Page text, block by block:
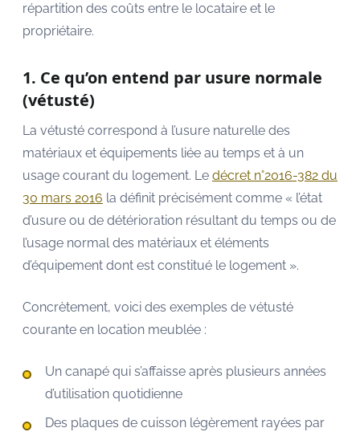
répartition des coûts entre le locataire et le
propriétaire.
1. Ce qu’on entend par usure normale
(vétusté)
La vétusté correspond à l’usure naturelle des
matériaux et équipements liée au temps et à un
usage courant du logement. Le décret n°2016-382 du
30 mars 2016 la définit précisément comme « l’état
d’usure ou de détérioration résultant du temps ou de
l’usage normal des matériaux et éléments
d’équipement dont est constitué le logement ».
Concrètement, voici des exemples de vétusté
courante en location meublée :
Un canapé qui s’affaisse après plusieurs années
d’utilisation quotidienne
Des plaques de cuisson légèrement rayées par